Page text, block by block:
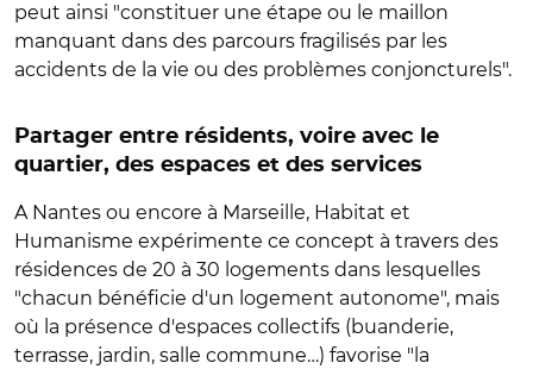
peut ainsi "constituer une étape ou le maillon
manquant dans des parcours fragilisés par les
accidents de la vie ou des problèmes conjoncturels".
Partager entre résidents, voire avec le
quartier, des espaces et des services
A Nantes ou encore à Marseille, Habitat et
Humanisme expérimente ce concept à travers des
résidences de 20 à 30 logements dans lesquelles
"chacun bénéficie d'un logement autonome", mais
où la présence d'espaces collectifs (buanderie,
terrasse, jardin, salle commune…) favorise "la